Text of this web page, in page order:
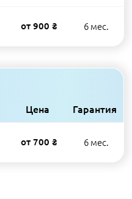
от 900 ₴ 6 мес.
Цена Гарантия
от 700 ₴ 6 мес.